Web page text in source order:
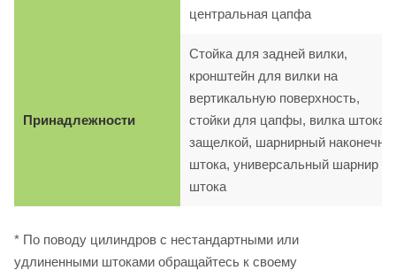
центральная цапфа
Принадлежности
Стойка для задней вилки,
кронштейн для вилки на
вертикальную поверхность,
стойки для цапфы, вилка штока с
защелкой, шарнирный
штока, универсальный шарнир
штока
* По поводу цилиндров с нестандартными или
удлиненными штоками обращайтесь к своему